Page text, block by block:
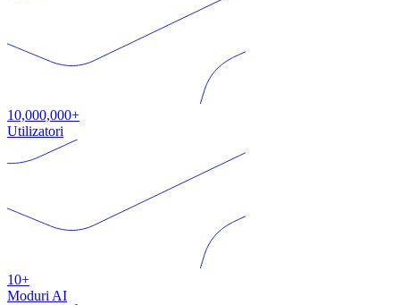
10,000,000+
Utilizatori
10+
Moduri AI